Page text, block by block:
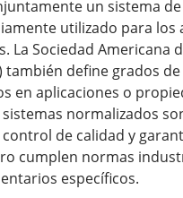
un sistema de
utilizado para los
La Sociedad Americana
también define grados
en aplicaciones o
normalizados
de calidad y
cumplen normas
específicos.